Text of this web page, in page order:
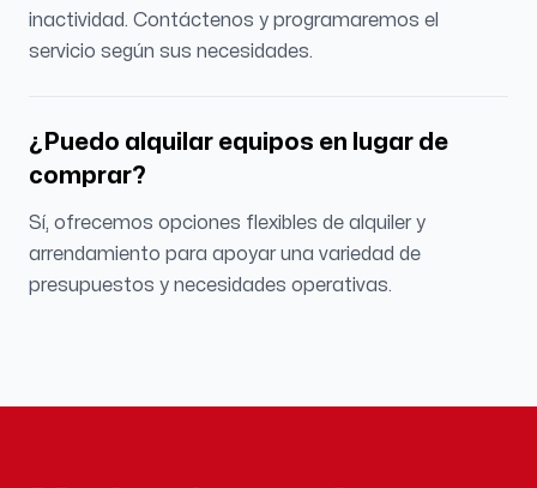
inactividad. Contáctenos y programaremos el
servicio según sus necesidades.
¿Puedo alquilar equipos en lugar de
comprar?
Sí, ofrecemos opciones flexibles de alquiler y
arrendamiento para apoyar una variedad de
presupuestos y necesidades operativas.